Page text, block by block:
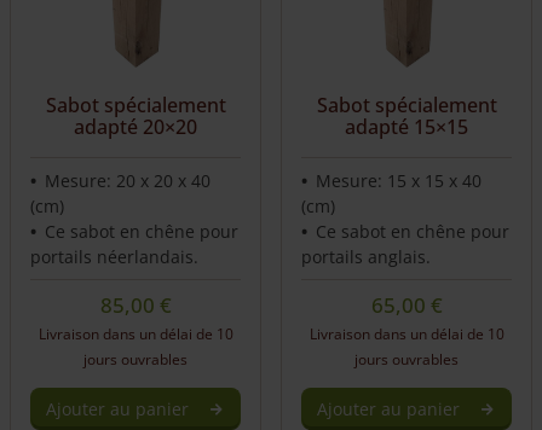
Sabot spécialement
adapté 20×20
Mesure: 20 x 20 x 40
(cm)
Ce sabot en chêne pour
portails néerlandais.
85,00 €
Livraison dans un délai de 10
jours ouvrables
Ajouter au panier
Sabot spécialement
adapté 15×15
Mesure: 15 x 15 x 40
(cm)
Ce sabot en chêne pour
portails anglais.
65,00 €
Livraison dans un délai de 10
jours ouvrables
Ajouter au panier